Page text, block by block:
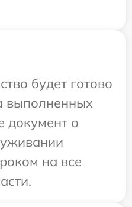
будет готово
выполненных
документ о
на все